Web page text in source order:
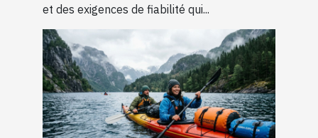
et des exigences de fiabilité qui...